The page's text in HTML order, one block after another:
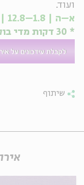
ועוד.
א–ה | 1.8–12.8 | כג באב–ד באלול | 9:00
* 30 דקות מדי בוקר
שיתוף